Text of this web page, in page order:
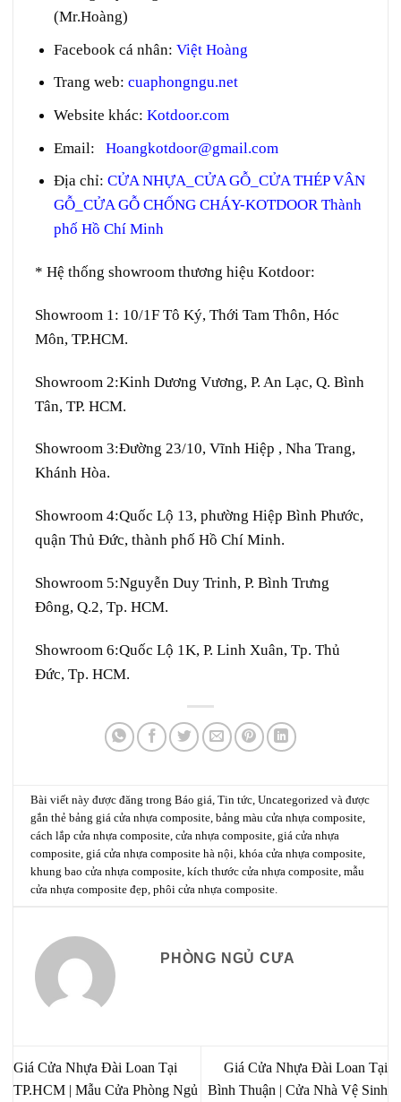
(Mr.Hoàng)
Facebook cá nhân: Việt Hoàng
Trang web: cuaphongngu.net
Website khác: Kotdoor.com
Email: Hoangkotdoor@gmail.com
Địa chỉ: CỬA NHỰA_CỬA GỖ_CỬA THÉP VÂN
GỖ_CỬA GỖ CHỐNG CHÁY-KOTDOOR Thành
phố Hồ Chí Minh
* Hệ thống showroom thương hiệu Kotdoor:
Showroom 1: 10/1F Tô Ký, Thới Tam Thôn, Hóc
Môn, TP.HCM.
Showroom 2:Kinh Dương Vương, P. An Lạc, Q. Bình
Tân, TP. HCM.
Showroom 3:Đường 23/10, Vĩnh Hiệp , Nha Trang,
Khánh Hòa.
Showroom 4:Quốc Lộ 13, phường Hiệp Bình Phước,
quận Thủ Đức, thành phố Hồ Chí Minh.
Showroom 5:Nguyễn Duy Trinh, P. Bình Trưng
Đông, Q.2, Tp. HCM.
Showroom 6:Quốc Lộ 1K, P. Linh Xuân, Tp. Thủ
Đức, Tp. HCM.
Bài viết này được đăng trongBáo giá,Tin tức,Uncategorized và được
gắn thẻbảng giá cửa nhựa composite,bảng màu cửa nhựa composite,
cách lắp cửa nhựa composite,cửa nhựa composite,giá cửa nhựa
composite,giá cửa nhựa composite hà nội,khóa cửa nhựa composite,
khung bao cửa nhựa composite,kích thước cửa nhựa composite,mẫu
cửa nhựa composite đẹp,phôi cửa nhựa composite.
PHÒNG NGỦ CƯA
Giá Cửa Nhựa Đài Loan Tại
TP.HCM | Mẫu Cửa Phòng Ngủ
Giá Cửa Nhựa Đài Loan Tại
Bình Thuận | Cửa Nhà Vệ Sinh